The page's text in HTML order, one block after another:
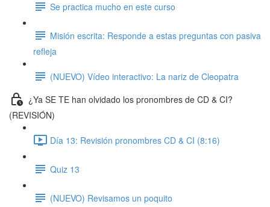
Se practica mucho en este curso
Misión escrita: Responde a estas preguntas con pasiva
refleja
(NUEVO) Vídeo interactivo: La nariz de Cleopatra
¿Ya SE TE han olvidado los pronombres de CD & CI?
(REVISIÓN)
Día 13: Revisión pronombres CD & CI (8:16)
Quiz 13
(NUEVO) Revisamos un poquito